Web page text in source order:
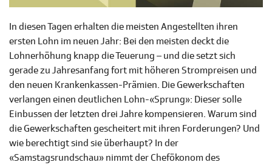
In diesen Tagen erhalten die meisten Angestellten ihren
ersten Lohn im neuen Jahr: Bei den meisten deckt die
Lohnerhöhung knapp die Teuerung – und die setzt sich
gerade zu Jahresanfang fort mit höheren Strompreisen und
den neuen Krankenkassen-Prämien. Die Gewerkschaften
verlangen einen deutlichen Lohn-«Sprung»: Dieser solle
Einbussen der letzten drei Jahre kompensieren. Warum sind
die Gewerkschaften gescheitert mit ihren Forderungen? Und
wie berechtigt sind sie überhaupt? In der
«Samstagsrundschau» nimmt der Chefökonom des